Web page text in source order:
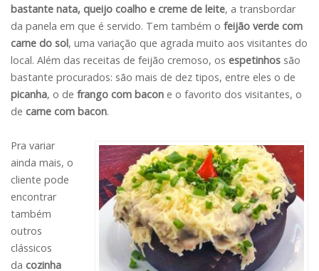
bastante nata, queijo coalho e creme de leite, a transbordar
da panela em que é servido. Tem também o feijão verde com
carne do sol, uma variação que agrada muito aos visitantes do
local. Além das receitas de feijão cremoso, os espetinhos são
bastante procurados: são mais de dez tipos, entre eles o de
picanha, o de frango com bacon e o favorito dos visitantes, o
de carne com bacon.
Pra variar
ainda mais, o
cliente pode
encontrar
também
outros
clássicos
da cozinha